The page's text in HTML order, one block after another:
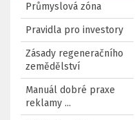
Průmyslová zóna
Pravidla pro investory
Zásady regeneračního
zemědělství
Manuál dobré praxe
reklamy ...